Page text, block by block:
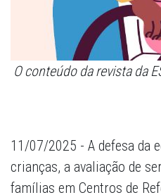
O conteúdo da revista da
11/07/2025 - A defesa da
crianças, a avaliação de
famílias em Centros de